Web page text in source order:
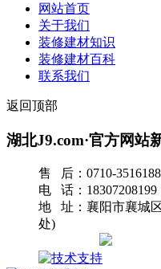
网站首页
关于我们
装修建材知识
装修建材百科
联系我们
返回顶部
湖北J9.com·官方网站
售 后：0710-3516188
电 话：18307208199
地 址：襄阳市襄城
处)